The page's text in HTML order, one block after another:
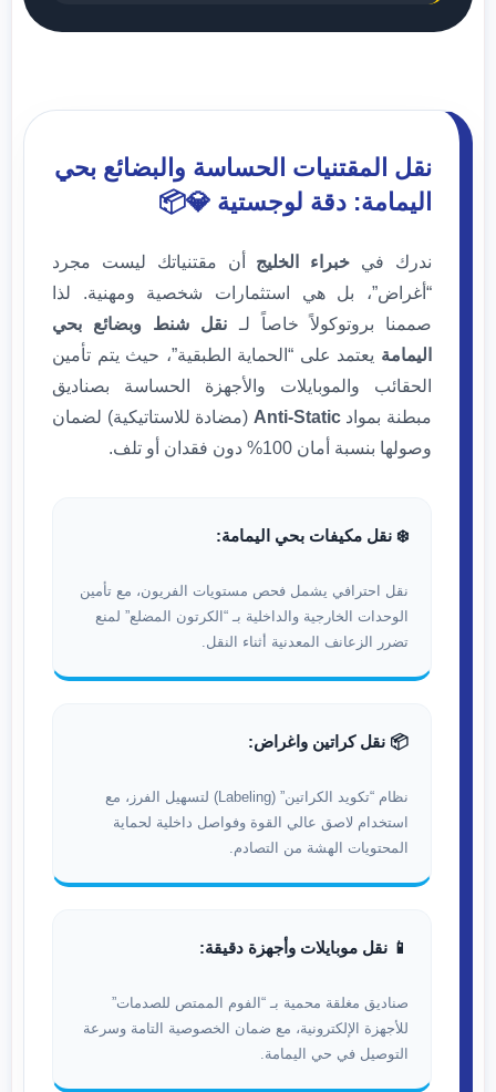
نقل المقتنيات الحساسة والبضائع بحي
اليمامة: دقة لوجستية 💎📦
ندرك في خبراء الخليج أن مقتنياتك ليست مجرد
“أغراض”، بل هي استثمارات شخصية ومهنية. لذا
صممنا بروتوكولاً خاصاً لـ نقل شنط وبضائع بحي
اليمامة يعتمد على “الحماية الطبقية”، حيث يتم تأمين
الحقائب والموبايلات والأجهزة الحساسة بصناديق
مبطنة بموادAnti-Static (مضادة للاستاتيكية) لضمان
وصولها بنسبة أمان 100% دون فقدان أو تلف.
❄️ نقل مكيفات بحي اليمامة:
نقل احترافي يشمل فحص مستويات الفريون، مع تأمين
الوحدات الخارجية والداخلية بـ “الكرتون المضلع” لمنع
تضرر الزعانف المعدنية أثناء النقل.
📦 نقل كراتين واغراض:
نظام “تكويد الكراتين” (Labeling) لتسهيل الفرز، مع
استخدام لاصق عالي القوة وفواصل داخلية لحماية
المحتويات الهشة من التصادم.
📱 نقل موبايلات وأجهزة دقيقة:
صناديق مغلقة محمية بـ “الفوم الممتص للصدمات”
للأجهزة الإلكترونية، مع ضمان الخصوصية التامة وسرعة
التوصيل في حي اليمامة.